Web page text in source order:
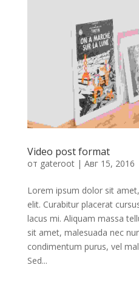
Video post format
от gateroot| Авг 15, 2016
Lorem ipsum dolor sit
elit. Curabitur placerat
lacus mi. Aliquam massa
sit amet, malesuada nec
condimentum purus, vel
Sed...